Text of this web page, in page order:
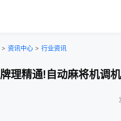
> 资讯中心 > 行业资讯
牌理精通!自动麻将机调